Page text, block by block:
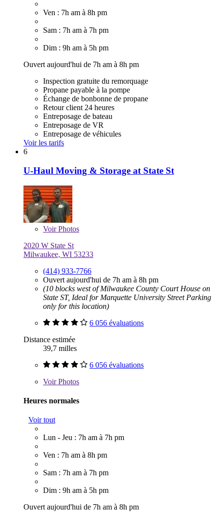
Ven : 7h am à 8h pm
Sam : 7h am à 7h pm
Dim : 9h am à 5h pm
Ouvert aujourd'hui de 7h am à 8h pm
Inspection gratuite du remorquage
Propane payable à la pompe
Échange de bonbonne de propane
Retour client 24 heures
Entreposage de bateau
Entreposage de VR
Entreposage de véhicules
Voir les tarifs
6
U-Haul Moving & Storage at State St
VoirPhotos
2020 W State St
Milwaukee, WI 53233
(414) 933-7766
Ouvert aujourd'hui de 7h am à 8h pm
(10 blocks west of Milwaukee County Court House on
State ST, Ideal for Marquette University Street Parking
only for this location)
6 056 évaluations
Distance estimée
39,7 milles
6 056 évaluations
VoirPhotos
Heures normales
Voir tout
Lun - Jeu : 7h am à 7h pm
Ven : 7h am à 8h pm
Sam : 7h am à 7h pm
Dim : 9h am à 5h pm
Ouvert aujourd'hui de 7h am à 8h pm